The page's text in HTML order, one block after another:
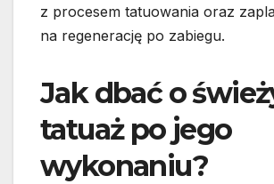
z procesem tatuowania oraz
na regenerację po zabiegu.
Jak dbać o
tatuaż po jego
wykonaniu?